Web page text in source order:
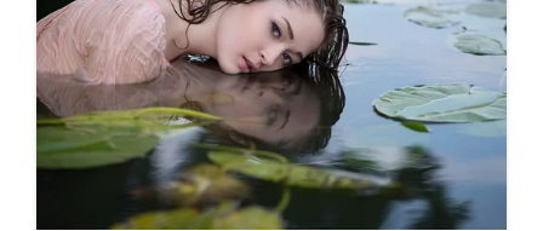
બચ્ચનની
બચ્ચન
મહિને
3000
રૂપિયાની
નોકરી